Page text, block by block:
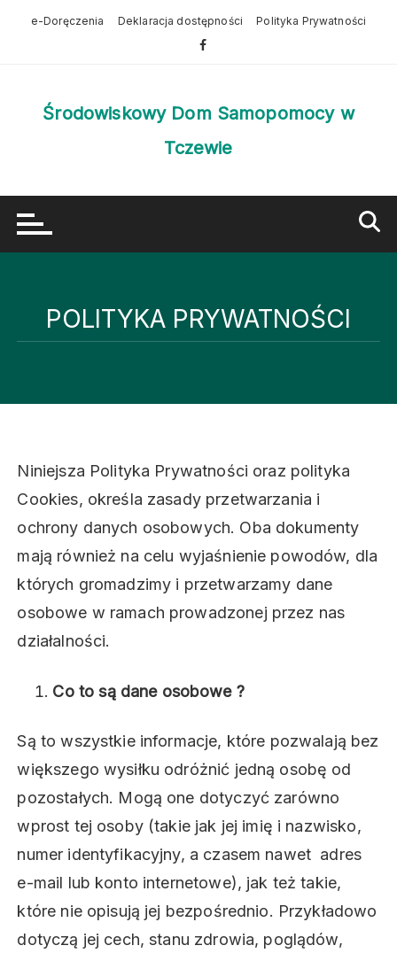
e-Doręczenia Deklaracja dostępności Polityka Prywatności
Środowiskowy Dom Samopomocy w
Tczewie
POLITYKA PRYWATNOŚCI
Niniejsza Polityka Prywatności oraz polityka
Cookies, określa zasady przetwarzania i
ochrony danych osobowych. Oba dokumenty
mają również na celu wyjaśnienie powodów, dla
których gromadzimy i przetwarzamy dane
osobowe w ramach prowadzonej przez nas
działalności.
Co to są dane osobowe ?
Są to wszystkie informacje, które pozwalają bez
większego wysiłku odróżnić jedną osobę od
pozostałych. Mogą one dotyczyć zarówno
wprost tej osoby (takie jak jej imię i nazwisko,
numer identyfikacyjny, a czasem nawet adres
e-mail lub konto internetowe), jak też takie,
które nie opisują jej bezpośrednio. Przykładowo
dotyczą jej cech, stanu zdrowia, poglądów,